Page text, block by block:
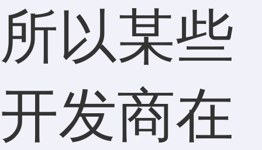
所以某些
开发商在